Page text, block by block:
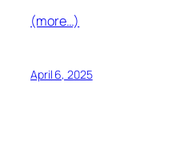
(more…)
April 6, 2025